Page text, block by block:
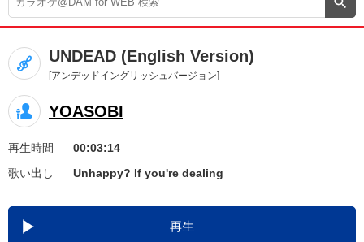
カラオケ＠DAM
ユーザー検索
キャンペーン
お知らせ よくあるご質問
DAMの新曲・ランキングなど
カラオケ最新情報をチェック！
UNDEAD (English Version)
[アンデッドイングリッシュバージョン]
YOASOBI
再生時間
00:03:14
歌い出し
Unhappy? If you're dealing
再生